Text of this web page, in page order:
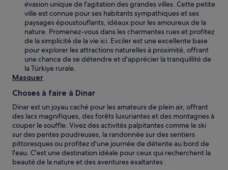
évasion unique de l'agitation des grandes villes. Cette petite
ville est connue pour ses habitants sympathiques et ses
paysages époustouflants, idéaux pour les amoureux de la
nature. Promenez-vous dans les charmantes rues et profitez
de la simplicité de la vie ici. Evciler est une excellente base
pour explorer les attractions naturelles à proximité, offrant
une chance de se détendre et d'apprécier la tranquillité de
la Türkiye rurale.
Masquer
Choses à faire à Dinar
Dinar est un joyau caché pour les amateurs de plein air, offrant
des lacs magnifiques, des forêts luxuriantes et des montagnes à
couper le souffle. Vivez des activités palpitantes comme le ski
sur des pentes poudreuses, la randonnée sur des sentiers
pittoresques ou profitez d'une journée de détente au bord de
l'eau. C'est une destination idéale pour ceux qui recherchent la
beauté de la nature et des aventures exaltantes .